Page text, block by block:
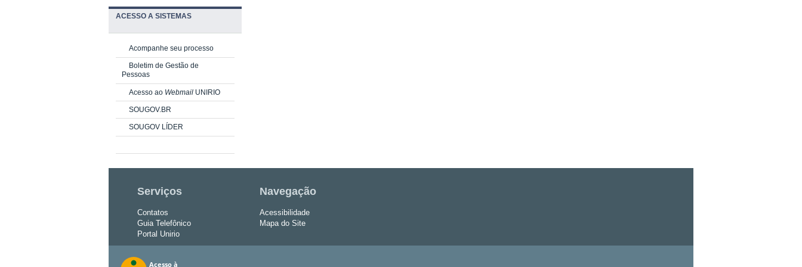
ACESSO A SISTEMAS
Acompanhe seu processo
Boletim de Gestão de
Pessoas
Acesso ao Webmail UNIRIO
SOUGOV.BR
SOUGOV LÍDER
Serviços
Contatos
Guia Telefônico
Portal Unirio
Navegação
Acessibilidade
Mapa do Site